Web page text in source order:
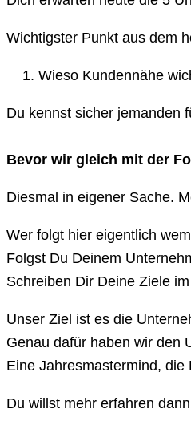
Wichtigster Punkt aus dem
Wieso Kundennähe
Du kennst sicher jemanden
Bevor wir gleich mit der
Diesmal in eigener Sache.
Wer folgt hier eigentlich
Folgst Du Deinem
Schreiben Dir Deine Ziele
Unser Ziel ist es die
Genau dafür haben wir den
Eine Jahresmastermind,
Du willst mehr erfahren